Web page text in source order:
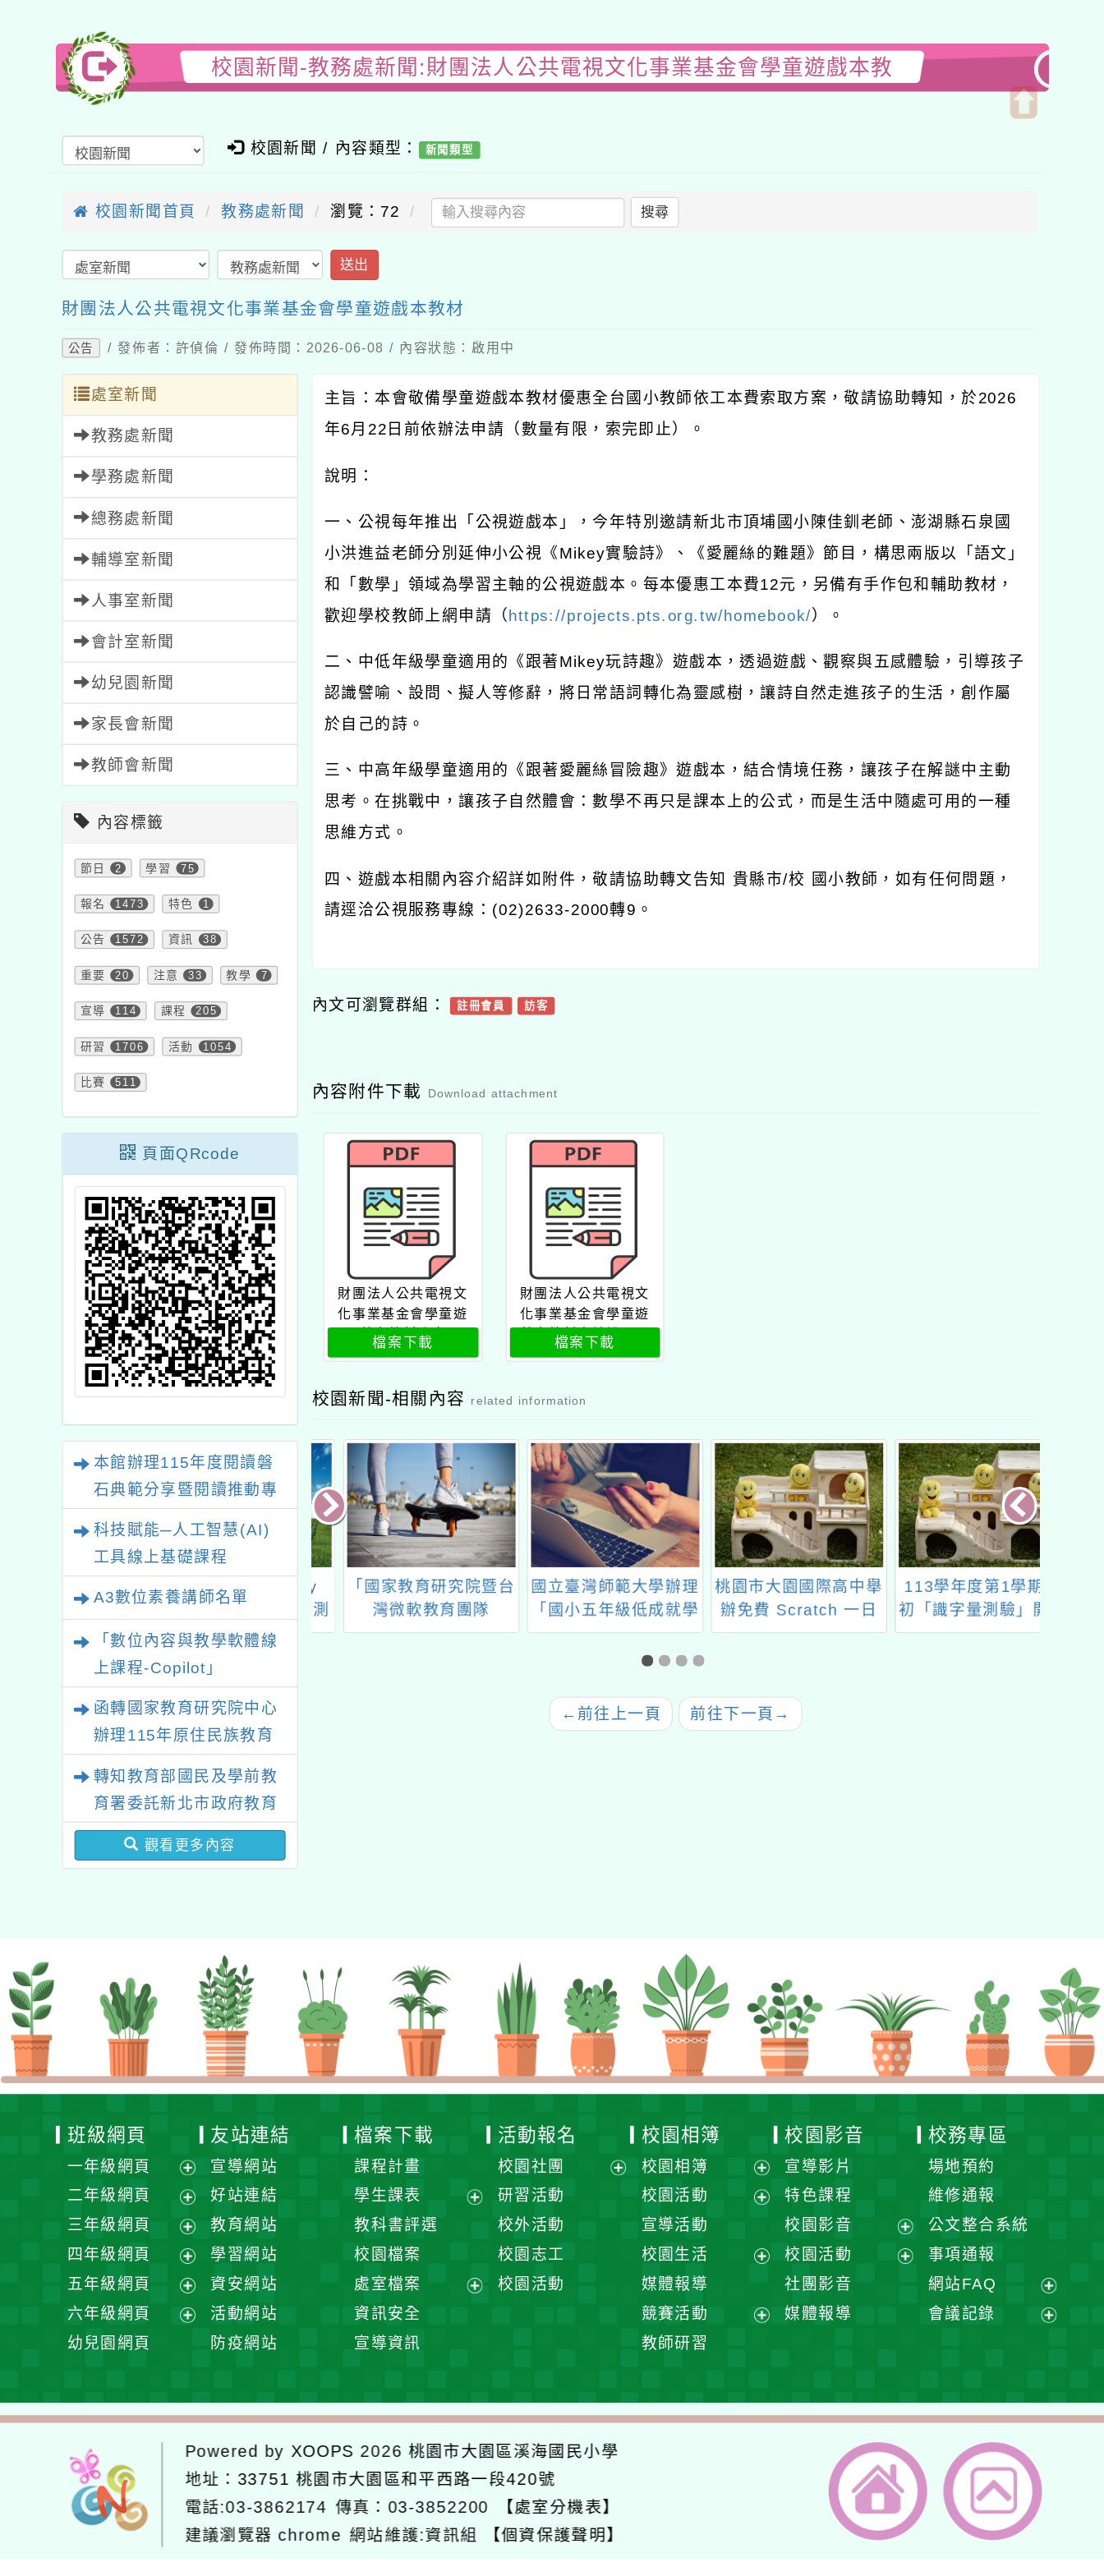
校園新聞-教務處新聞:財團法人公共電視文化事業基金會學童遊戲本教
校園新聞 / 內容類型： 新聞類型
校園新聞首頁 教務處新聞 瀏覽：72 搜尋
送出
財團法人公共電視文化事業基金會學童遊戲本教材
公告 / 發佈者：許偵倫 / 發佈時間：2026-06-08 / 內容狀態：啟用中
處室新聞
教務處新聞
學務處新聞
總務處新聞
輔導室新聞
人事室新聞
會計室新聞
幼兒園新聞
家長會新聞
教師會新聞
內容標籤
節日 2 學習 75
報名 1473 特色 1
公告 1572 資訊 38
重要 20 注意 33 教學 7
宣導 114 課程 205
研習 1706 活動 1054
比賽 511
頁面QRcode
本館辦理115年度閱讀磐
石典範分享暨閱讀推動專
業研習
科技賦能─人工智慧(AI)
工具線上基礎課程
A3數位素養講師名單
「數位內容與教學軟體線
上課程-Copilot」
函轉國家教育研究院中心
辦理115年原住民族教育
轉知教育部國民及學前教
育署委託新北市政府教育
局辦理「115年度教師專
業成長研習實施計畫－夢
觀看更多內容
主旨：本會敬備學童遊戲本教材優惠全台國小教師依工本費索取方案，敬請協助轉知，於2026
年6月 22 日前依辦法申請（數量有限，索完即止）。
說明：
一、公視每年推出「公視遊戲本」，今年特別邀請新北市頂埔國小陳佳釧老師、澎湖縣石泉國
小洪進益老師分別延伸小公視《Mikey實驗詩》、《愛麗絲的難題》節目，構思兩版以「語文」
和「數學」領域為學習主軸的公視遊戲本。每本優惠工本費12元，另備有手作包和輔助教材，
歡迎學校教師上網申請（https://projects.pts.org.tw/homebook/）。
二、中低年級學童適用的《跟著Mikey玩詩趣》遊戲本，透過遊戲、觀察與五感體驗，引導孩子
認識譬喻、設問、擬人等修辭，將日常語詞轉化為靈感樹，讓詩自然走進孩子的生活，創作屬
於自己的詩。
三、中高年級學童適用的《跟著愛麗絲冒險趣》遊戲本，結合情境任務，讓孩子在解謎中主動
思考。在挑戰中，讓孩子自然體會：數學不再只是課本上的公式，而是生活中隨處可用的一種
思維方式。
四、遊戲本相關內容介紹詳如附件，敬請協助轉文告知 貴縣市/校 國小教師，如有任何問題，
請逕洽公視服務專線： (02)2633-2000轉9 。
內文可瀏覽群組： 註冊會員 訪客
內容附件下載 Download attachment
財團法人公共電視文
化事業基金會學童遊
戲本教材公文
檔案下載
財團法人公共電視文
化事業基金會學童遊
戲本教材申請說明函
檔案下載
校園新聞-相關內容 related information
鎮自造教育及
心10月份教師
I want to Test My
English 英語自主檢測
系統（以下簡稱英檢系
統）114學年度第二次
檢測國中小線上教師研
習實施計畫
「國家教育研究院暨台
灣微軟教育團隊
Copilot科技校長研
國立臺灣師範大學辦理
「國小五年級低成就學
生數學疑難問題與有效
教學示例成果分享研
桃園市大園國際高中舉
辦免費 Scratch 一日
營隊
113學年度第1學期期
初「識字量測驗」開放
施測暨「學習島嶼」使
← 前往上一頁 前往下一頁 →
班級網頁
一年級網頁
展
開
選
單
二年級網頁
展
選
單
三年級網頁
展
選
單
四年級網頁
展
選
五年級網頁
展
開
六年級網頁
單
幼兒園網頁
友站連結
宣導網站
好站連結
教育網站
學習網站
資安網站
活動網站
防疫網站
檔案下載
課程計畫
學生課表
單
教科書評選
校園檔案
處室檔案
資訊安全
宣導資訊
活動報名
校園社團
研習活動
校外活動
校園志工
校園活動
校園相簿
校園相簿
展
開
單
校園活動
選
宣導活動
校園生活
選
媒體報導
競賽活動
單
教師研習
校園影音
宣導影片
特色課程
校園影音
展
校園活動
社團影音
媒體報導
校務專區
場地預約
維修通報
公文整合系統
事項通報
網站FAQ
展
開
會議記錄
單
Powered by XOOPS 2026桃園市大園區溪海國民小學
地址： 33751 桃園市大園區和平西路一段420號
電話:03-3862174 傳真：03-3852200
【處室分機表】
建議瀏覽器 chrome 網站維護:資訊組 【個資保護聲明】